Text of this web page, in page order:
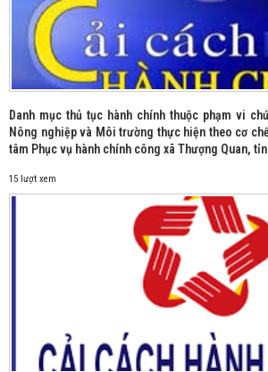
Danh mục thủ tục hành chính thuộc phạm vi
Nông nghiệp và Môi trường thực hiện theo cơ
tâm Phục vụ hành chính công xã Thượng Quan,
15 lượt xem